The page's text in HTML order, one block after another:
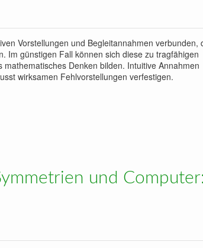
Vorstellungen und Begleitannahmen verbunden,
Im günstigen Fall können sich diese zu tragfähigen
Denken bilden. Intuitive Annahmen
wirksamen Fehlvorstellungen verfestigen.
und Computer: